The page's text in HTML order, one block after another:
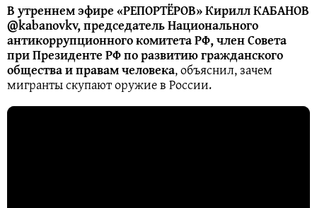
В утреннем эфире «РЕПОРТЁРОВ» Кирилл КАБАНОВ
@kabanovkv, председатель Национального
антикоррупционного комитета РФ, член Совета
при Президенте РФ по развитию гражданского
общества и правам человека, объяснил, зачем
мигранты скупают оружие в России.